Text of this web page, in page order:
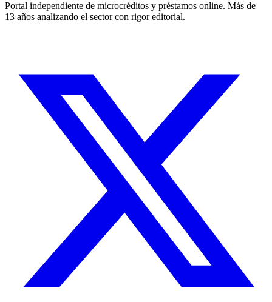
Portal independiente de microcréditos y préstamos online. Más de
13 años analizando el sector con rigor editorial.